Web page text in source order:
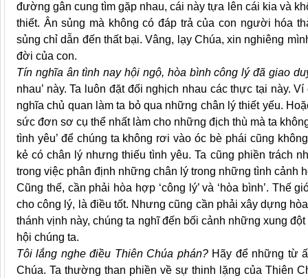
đường gân cung tìm gặp nhau, cái này tựa lên cái kia và
thiết. Ân sủng mà không có đáp trả của con người hóa
sủng chỉ dẫn đến thất bại. Vâng, lạy Chúa, xin nghiêng
đời của con.
Tín nghĩa ân tình nay hội ngộ, hòa bình công lý đã giao
nhau’ này. Ta luôn đặt đối nghịch nhau các thực tại này.
nghĩa chủ quan làm ta bỏ qua những chân lý thiết yếu.
sức đơn sơ cụ thể nhất làm cho những địch thù mà ta
tình yêu’ để chúng ta không rơi vào óc bè phái cũng
kẻ có chân lý nhưng thiếu tình yêu. Ta cũng phiền trách
trong việc phân định những chân lý trong những tình cảnh
Cũng thế, cần phải hòa hợp ‘công lý’ và ‘hòa bình’. Thế
cho công lý, là điều tốt. Nhưng cũng cần phải xây dựng
thánh vịnh này, chúng ta nghĩ đến bối cảnh những xung
hội chúng ta.
Tôi lắng nghe điều Thiên Chúa phán? Hãy để những từ
Chúa. Ta thường than phiền về sự thinh lặng của Thiên